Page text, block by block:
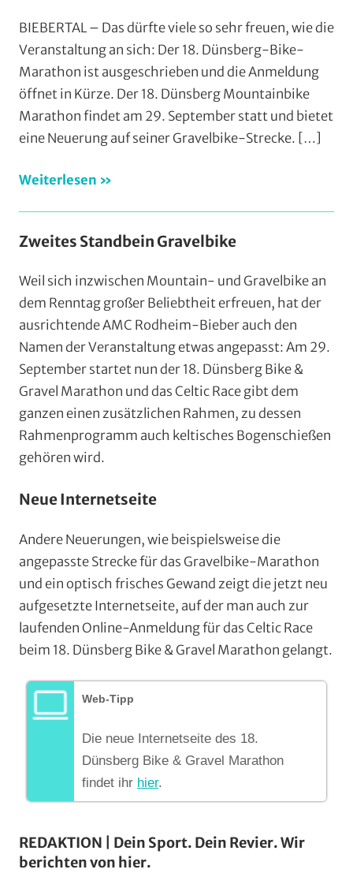
BIEBERTAL – Das dürfte viele so sehr freuen, wie die
Veranstaltung an sich: Der 18. Dünsberg-Bike-
Marathon ist ausgeschrieben und die Anmeldung
öffnet in Kürze. Der 18. Dünsberg Mountainbike
Marathon findet am 29. September statt und bietet
eine Neuerung auf seiner Gravelbike-Strecke. […]
Weiterlesen
Zweites Standbein Gravelbike
Weil sich inzwischen Mountain- und Gravelbike an
dem Renntag großer Beliebtheit erfreuen, hat der
ausrichtende AMC Rodheim-Bieber auch den
Namen der Veranstaltung etwas angepasst: Am 29.
September startet nun der 18. Dünsberg Bike &
Gravel Marathon und das Celtic Race gibt dem
ganzen einen zusätzlichen Rahmen, zu dessen
Rahmenprogramm auch keltisches Bogenschießen
gehören wird.
Neue Internetseite
Andere Neuerungen, wie beispielsweise die
angepasste Strecke für das Gravelbike-Marathon
und ein optisch frisches Gewand zeigt die jetzt neu
aufgesetzte Internetseite, auf der man auch zur
laufenden Online-Anmeldung für das Celtic Race
beim 18. Dünsberg Bike & Gravel Marathon gelangt.
Web-Tipp
Die neue Internetseite des 18.
Dünsberg Bike & Gravel Marathon
findet ihr hier.
REDAKTION | Dein Sport. Dein Revier. Wir
berichten von hier.